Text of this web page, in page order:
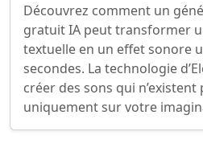
Découvrez comment un
gratuit IA peut transformer
textuelle en un effet sonore
secondes. La technologie
créer des sons qui n’existent
uniquement sur votre